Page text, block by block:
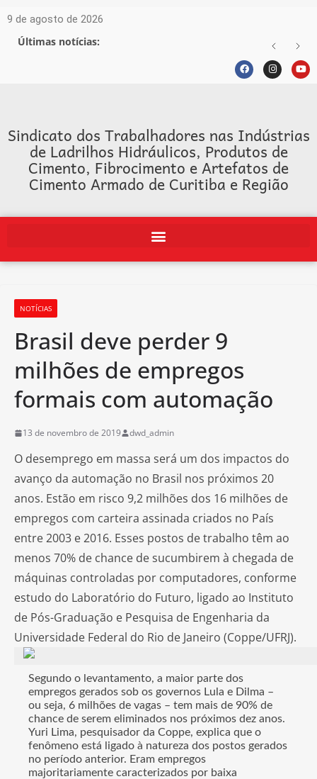
9 de agosto de 2026
Últimas notícias:
Sindicato dos Trabalhadores nas Indústrias
de Ladrilhos Hidráulicos, Produtos de
Cimento, Fibrocimento e Artefatos de
Cimento Armado de Curitiba e Região
NOTÍCIAS
Brasil deve perder 9
milhões de empregos
formais com automação
13 de novembro de 2019 dwd_admin
O desemprego em massa será um dos impactos do
avanço da automação no Brasil nos próximos 20
anos. Estão em risco 9,2 milhões dos 16 milhões de
empregos com carteira assinada criados no País
entre 2003 e 2016. Esses postos de trabalho têm ao
menos 70% de chance de sucumbirem à chegada de
máquinas controladas por computadores, conforme
estudo do Laboratório do Futuro, ligado ao Instituto
de Pós-Graduação e Pesquisa de Engenharia da
Universidade Federal do Rio de Janeiro (Coppe/UFRJ).
Segundo o levantamento, a maior parte dos
empregos gerados sob os governos Lula e Dilma –
ou seja, 6 milhões de vagas – tem mais de 90% de
chance de serem eliminados nos próximos dez anos.
Yuri Lima, pesquisador da Coppe, explica que o
fenômeno está ligado à natureza dos postos gerados
no período anterior. Eram empregos
majoritariamente caracterizados por baixa